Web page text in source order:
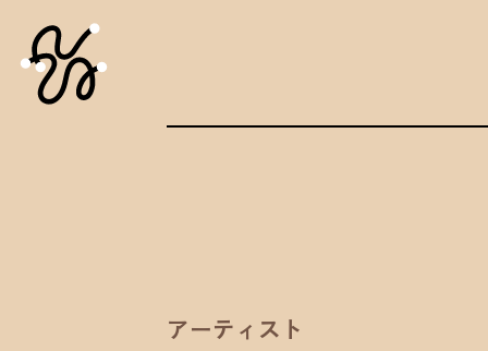
アーティスト